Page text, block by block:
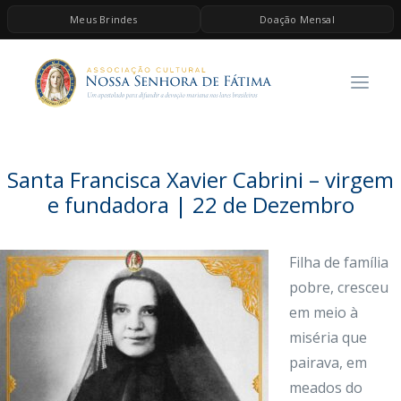
Meus Brindes Doação Mensal
HOME
A ASSOCIAÇÃO
AS MELHORES MÚSICAS CATÓLICAS
QUERO DOAR
Santa Francisca Xavier Cabrini – virgem
e fundadora | 22 de Dezembro
Filha de família
pobre, cresceu
em meio à
miséria que
pairava, em
meados do